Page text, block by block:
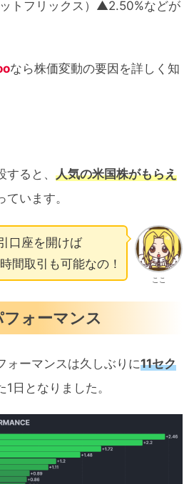
トフリックス）▲2.50%などが
なら株価変動の要因を詳しく知
ると、 人気の米国株がもらえ
ています。
ここ
口座を開けば
間取引も可能なの！
ォーマンス
ォーマンスは久しぶりに11セク
1日となりました。